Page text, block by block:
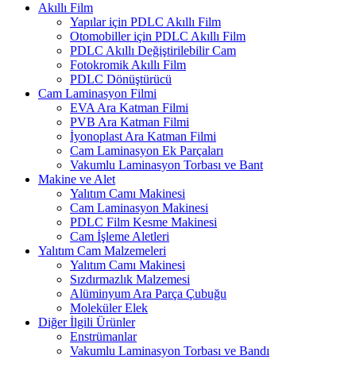
Akıllı Film
Yapılar için PDLC Akıllı Film
Otomobiller için PDLC Akıllı Film
PDLC Akıllı Değiştirilebilir Cam
Fotokromik Akıllı Film
PDLC Dönüştürücü
Cam Laminasyon Filmi
EVA Ara Katman Filmi
PVB Ara Katman Filmi
İyonoplast Ara Katman Filmi
Cam Laminasyon Ek Parçaları
Vakumlu Laminasyon Torbası ve Bant
Makine ve Alet
Yalıtım Camı Makinesi
Cam Laminasyon Makinesi
PDLC Film Kesme Makinesi
Cam İşleme Aletleri
Yalıtım Cam Malzemeleri
Yalıtım Camı Makinesi
Sızdırmazlık Malzemesi
Alüminyum Ara Parça Çubuğu
Moleküler Elek
Diğer İlgili Ürünler
Enstrümanlar
Vakumlu Laminasyon Torbası ve Bandı